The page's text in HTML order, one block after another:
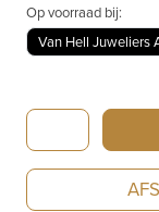
Op voorraad bij:
Van Hell Juweliers
Christiaan
van
der
Klaauw